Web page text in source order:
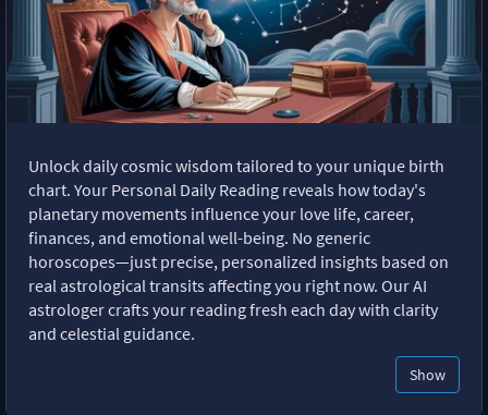
Unlock daily cosmic wisdom tailored to your unique birth
chart. Your Personal Daily Reading reveals how today's
planetary movements influence your love life, career,
finances, and emotional well-being. No generic
horoscopes—just precise, personalized insights based on
real astrological transits affecting you right now. Our AI
astrologer crafts your reading fresh each day with clarity
and celestial guidance.
Show